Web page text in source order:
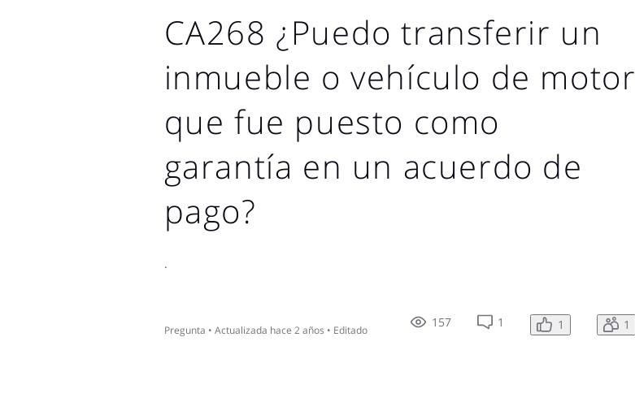
CA268 ¿Puedo transferir un
inmueble o vehículo de motor
que fue puesto como
garantía en un acuerdo de
pago?
.
Pregunta • Actualizada hace 2 años • Editado
157 1 1 1